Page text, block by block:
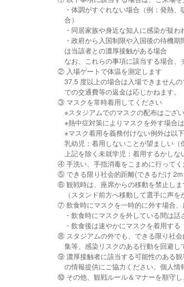
・体調がすぐれない場合（例：発熱
合）
・同居家族や身近な知人に感染が疑わ
・政府から入国制限や入国後の待機
は当該者との濃厚接触がある場合
なお、これらの事項に該当する場合、
② 入場ゲートで体温を測定します
37.5 度以上の場合は入場できません
での交通費等の返金は応じかねます。
③ マスクを常時着用してください
※スタジアムでのマスクの配布はござ
※熱中症対策によりマスクを外す場合
※マスク着用を義務付けない例外は以
乳幼児：着用しないことが望ましい（
上記を除く未就学児：着用するかしな
④ 手洗い、手指消毒をこまめに行ってく
⑤ できる限り社会的距離(できるだけ
⑥ 観戦時は、座席からの移動を禁止しま
（スタンド前方へ移動して選手に声を
⑦ 飲食時にマスクを一時的に外す場合、
・飲食時にマスクを外している間は
・飲食後は速やかにマスクを着用する
⑧ スタジアムの外でも、できる限り社
集等、感染リスクのある行動を回避し
⑨ 濃厚接触者に該当する可能性のある
の情報提供にご協力ください。個人
⑩ その他、観戦ルール＆マナーを順守